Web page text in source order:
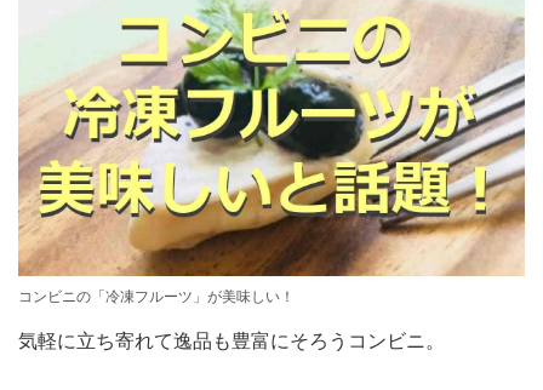
コンビニの「冷凍フルーツ」が美味しい！
気軽に立ち寄れて逸品も豊富にそろうコンビニ。